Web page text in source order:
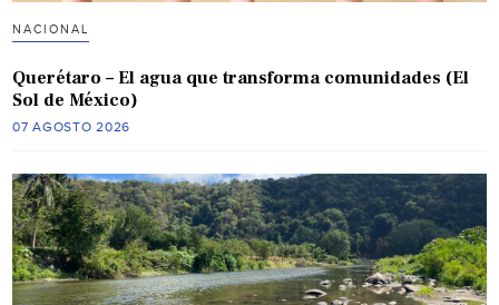
NACIONAL
Querétaro – El agua que transforma comunidades (El
Sol de México)
07 AGOSTO 2026